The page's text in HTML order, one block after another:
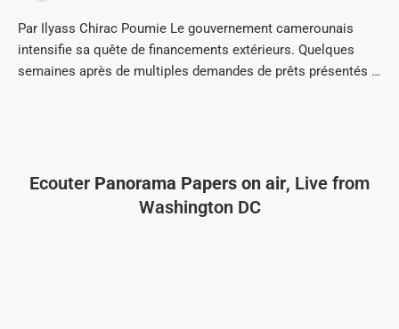
Par Ilyass Chirac Poumie Le gouvernement camerounais
intensifie sa quête de financements extérieurs. Quelques
semaines après de multiples demandes de prêts présentés …
Ecouter Panorama Papers on air, Live from
Washington DC